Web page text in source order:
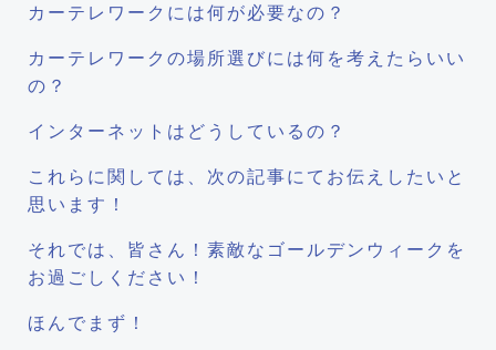
カーテレワークには何が必要なの？
カーテレワークの場所選びには何を考えたらいい
の？
インターネットはどうしているの？
これらに関しては、次の記事にてお伝えしたいと
思います！
それでは、皆さん！素敵なゴールデンウィークを
お過ごしください！
ほんでまず！